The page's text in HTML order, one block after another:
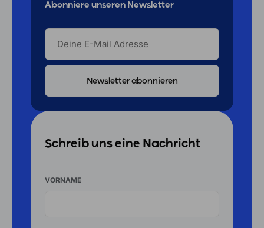
Abonniere unseren Newsletter
DEINE
MAIL
ADRESSE
Schreib uns eine Nachricht
VORNAME